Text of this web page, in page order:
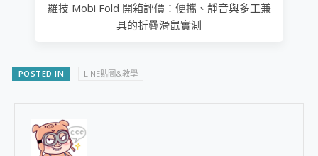
羅技 Mobi Fold 開箱評價：便攜、靜音與多工兼
具的折疊滑鼠實測
POSTED IN LINE貼圖&教學